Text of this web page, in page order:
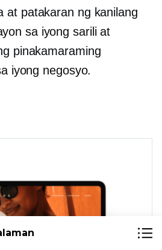
at patakaran ng kanilang
sa iyong sarili at
pinakamaraming
iyong negosyo.